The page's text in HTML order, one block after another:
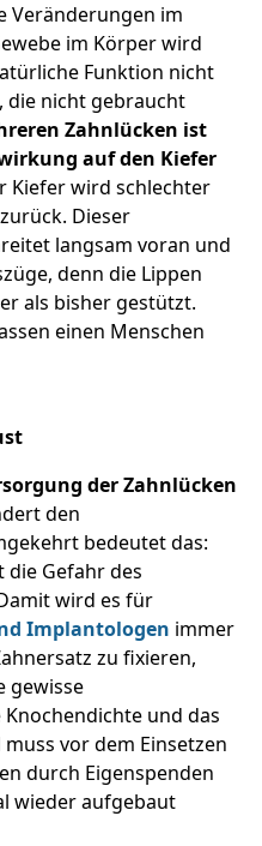
Veränderungen im
im Körper wird
Funktion nicht
die nicht gebraucht
Zahnlücken ist
auf den Kiefer
Kiefer wird schlechter
Dieser
langsam voran und
denn die Lippen
als bisher gestützt.
einen Menschen
der Zahnlücken
den
bedeutet das:
Gefahr des
wird es für
Implantologen immer
zu fixieren,
gewisse
und das
vor dem Einsetzen
durch Eigenspenden
wieder aufgebaut